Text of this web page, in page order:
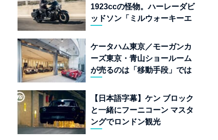
1923ccの怪物。ハーレーダビ
ッドソン「ミルウォーキーエ
ケータハム東京／モーガンカ
ーズ東京・青山ショールーム
が売るのは「移動手段」では
【日本語字幕】ケン ブロック
と一緒にフーニコーン マスタ
ングでロンドン観光